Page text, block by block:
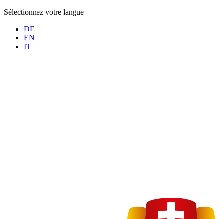
Sélectionnez votre langue
DE
EN
IT